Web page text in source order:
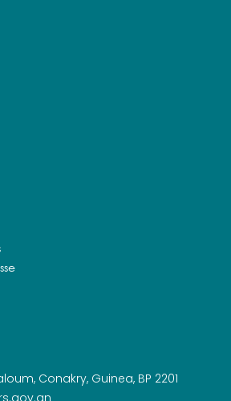
Conakry, Guinea, BP 2201